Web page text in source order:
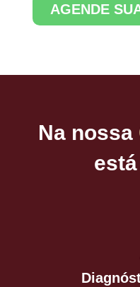
AGENDE
Na nossa